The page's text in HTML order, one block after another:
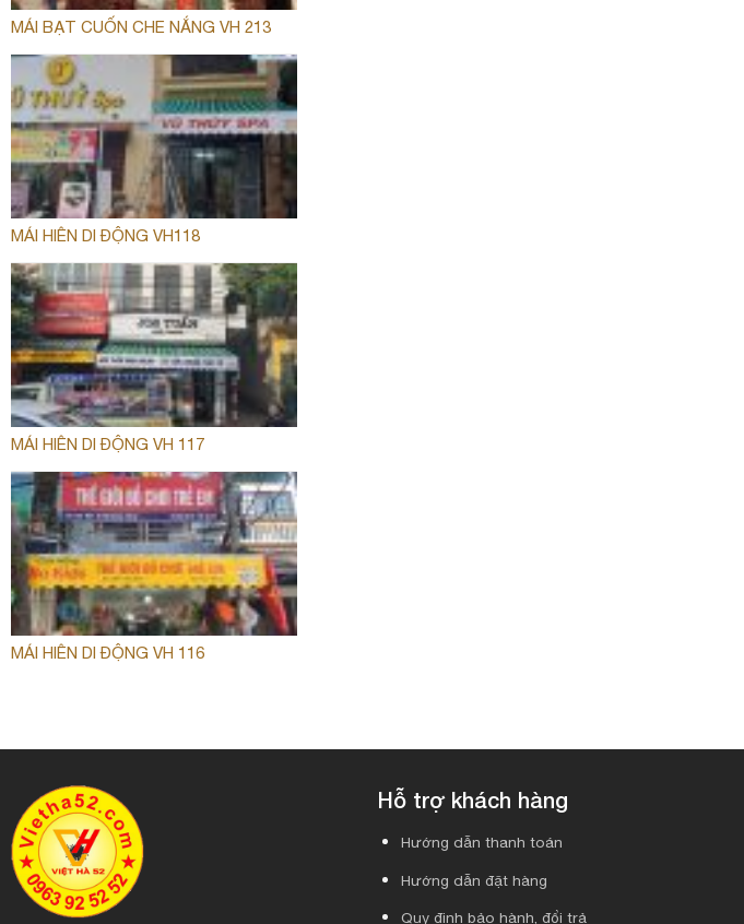
MÁI BẠT CUỐN CHE NẮNG VH 213
MÁI HIÊN DI ĐỘNG VH118
MÁI HIÊN DI ĐỘNG VH 117
MÁI HIÊN DI ĐỘNG VH 116
Hỗ trợ khách hàng
Hướng dẫn thanh toán
Hướng dẫn đặt hàng
Quy định bảo hành, đổi trả